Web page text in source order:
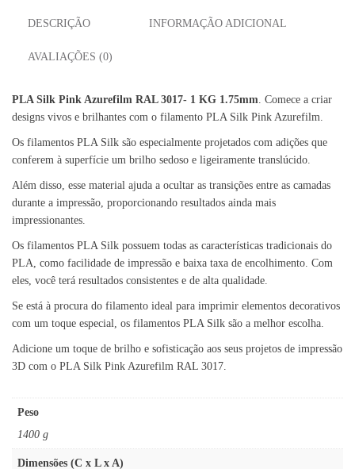
DESCRIÇÃO INFORMAÇÃO ADICIONAL
AVALIAÇÕES (0)
PLA Silk Pink Azurefilm RAL 3017- 1 KG 1.75mm. Comece a criar
designs vivos e brilhantes com o filamento PLA Silk Pink Azurefilm.
Os filamentos PLA Silk são especialmente projetados com adições que
conferem à superfície um brilho sedoso e ligeiramente translúcido.
Além disso, esse material ajuda a ocultar as transições entre as camadas
durante a impressão, proporcionando resultados ainda mais
impressionantes.
Os filamentos PLA Silk possuem todas as características tradicionais do
PLA, como facilidade de impressão e baixa taxa de encolhimento. Com
eles, você terá resultados consistentes e de alta qualidade.
Se está à procura do filamento ideal para imprimir elementos decorativos
com um toque especial, os filamentos PLA Silk são a melhor escolha.
Adicione um toque de brilho e sofisticação aos seus projetos de impressão
3D com o PLA Silk Pink Azurefilm RAL 3017.
Peso
1400 g
Dimensões (C x L x A)